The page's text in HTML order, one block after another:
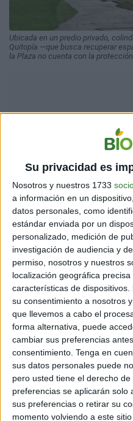
Su privacidad es
Nosotros y nuestros 1733
a información en un
datos personales, como
estándar enviada por un
personalizado, medición de
investigación de audiencia y
permiso, nosotros y nuestros
localización geográfica
características de
su consentimiento a nosotros
que llevemos a cabo el
forma alternativa, puede
cambiar sus preferencias
consentimiento. Tenga en
sus datos personales puede
pero usted tiene el derecho
preferencias se aplicarán solo
sus preferencias o retirar su
momento volviendo a este
Ubicada en un predio privado,
Quitopía —que busca recuperar
la Plaza no cuenta con la
Los propietarios ya
demolicióny
inmobiliarios que
respetando las normas
Sin embargo, expertos
Carriónseñalan que la
es incierta, dado que
inmobiliaria de la zona
Valle de Cumbayá. Aún
Toros representa un
urbano y cultural de
taurina en la capital